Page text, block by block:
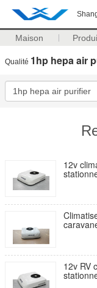
Maison
Qualité 1hp hepa air
12v
12v RV